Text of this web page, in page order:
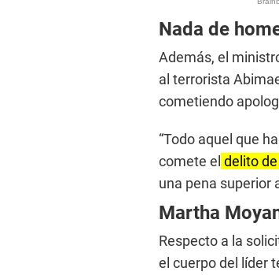
Nada de
Además, el
al terrorista
cometiendo
“Todo aquel que
comete el delito
una pena superior
Martha
Respecto a la
el cuerpo del líder